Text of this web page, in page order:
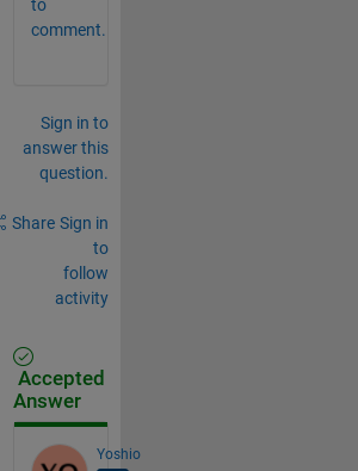
to
comment.
Sign in to
answer this
question.
Share Sign in
to
follow
activity
Accepted
Answer
Yoshio